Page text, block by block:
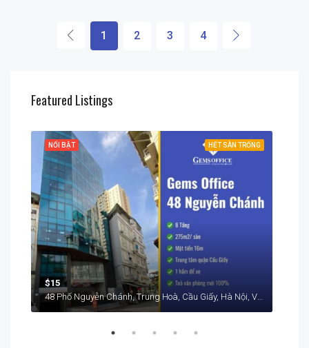
1 2 3 4
Featured Listings
HẾT SÀN TRỐNG
NỔI BẬT
$15